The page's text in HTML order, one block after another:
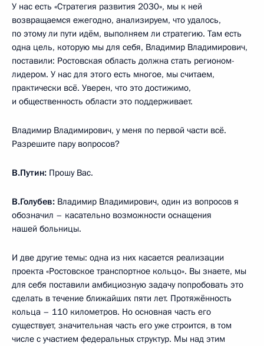
У нас есть «Стратегия развития 2030», мы к ней
возвращаемся ежегодно, анализируем, что удалось,
по этому ли пути идём, выполняем ли стратегию. Там есть
одна цель, которую мы для себя, Владимир Владимирович,
поставили: Ростовская область должна стать регионом-
лидером. У нас для этого есть многое, мы считаем,
практически всё. Уверен, что это достижимо,
и общественность области это поддерживает.
Владимир Владимирович, у меня по первой части всё.
Разрешите пару вопросов?
В.Путин: Прошу Вас.
В.Голубев: Владимир Владимирович, один из вопросов я
обозначил – касательно возможности оснащения
нашей больницы.
И две другие темы: одна из них касается реализации
проекта «Ростовское транспортное кольцо». Вы знаете, мы
для себя поставили амбициозную задачу попробовать это
сделать в течение ближайших пяти лет. Протяжённость
кольца – 110 километров. Но основная часть его
существует, значительная часть его уже строится, в том
числе с участием федеральных структур. Мы над этим